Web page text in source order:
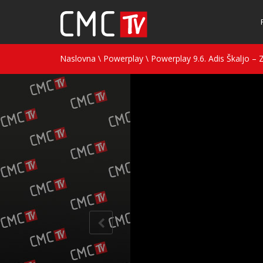
Naslovna \ Powerplay \ Powerplay 9.6. Adis Škaljo –